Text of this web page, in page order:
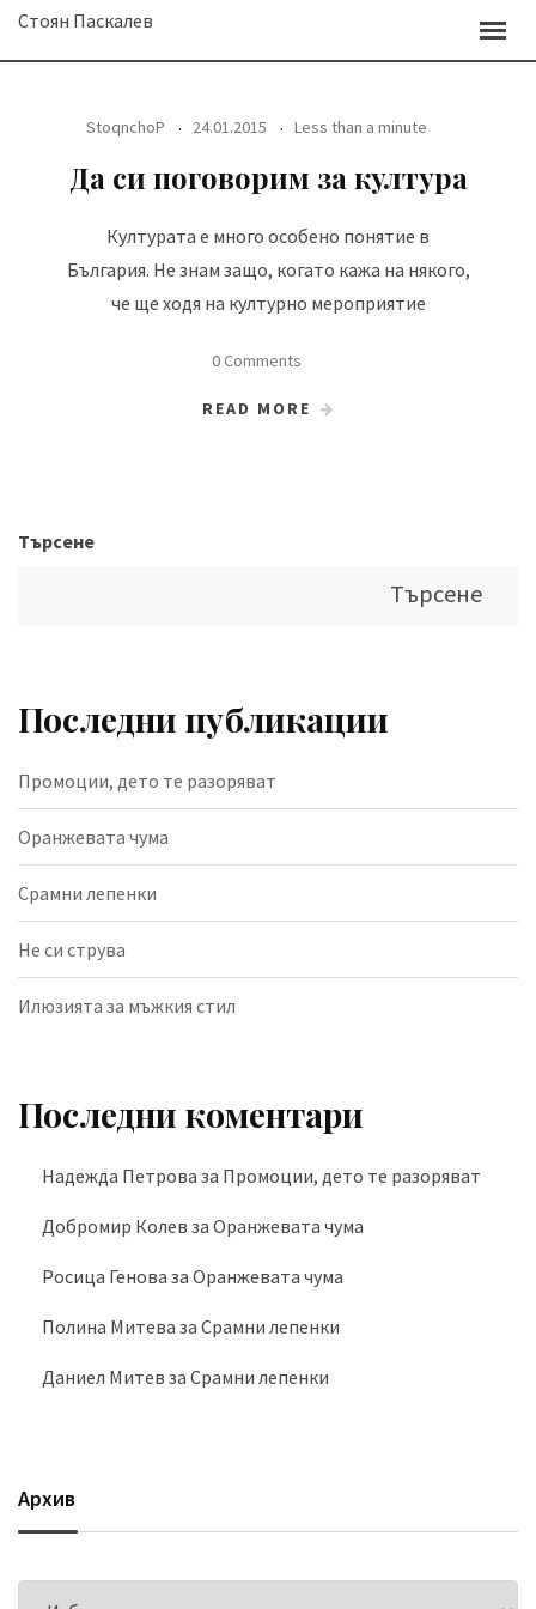
SkipСтоян Паскалев
StoqnchoP 24.01.2015 Less than a minute
Да си поговорим за култура
Културата е много особено понятие в
България. Не знам защо, когато кажа на някого,
че ще ходя на културно мероприятие
0 Comments
READ MORE
Търсене
Търсене
Последни публикации
Промоции, дето те разоряват
Оранжевата чума
Срамни лепенки
Не си струва
Илюзията за мъжкия стил
Последни коментари
Надежда Петрова за Промоции, дето те разоряват
Добромир Колев за Оранжевата чума
Росица Генова за Оранжевата чума
Полина Митева за Срамни лепенки
Даниел Митев за Срамни лепенки
Архив
Архив